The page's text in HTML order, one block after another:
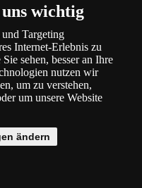
Fragen
wichtig
Targeting
Internet-Erlebnis zu
sehen, besser an Ihre
nutzen wir
um zu verstehen,
um unsere Website
ändern